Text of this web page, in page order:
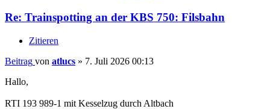
Re: Trainspotting an der KBS 750: Filsbahn
Zitieren
Beitrag von atlucs » 7. Juli 2026 00:13
Hallo,
RTI 193 989-1 mit Kesselzug durch Altbach